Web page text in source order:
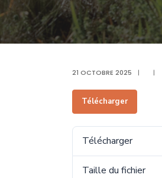
21 OCTOBRE 2025 | |
Télécharger
Télécharger
Taille du fichier